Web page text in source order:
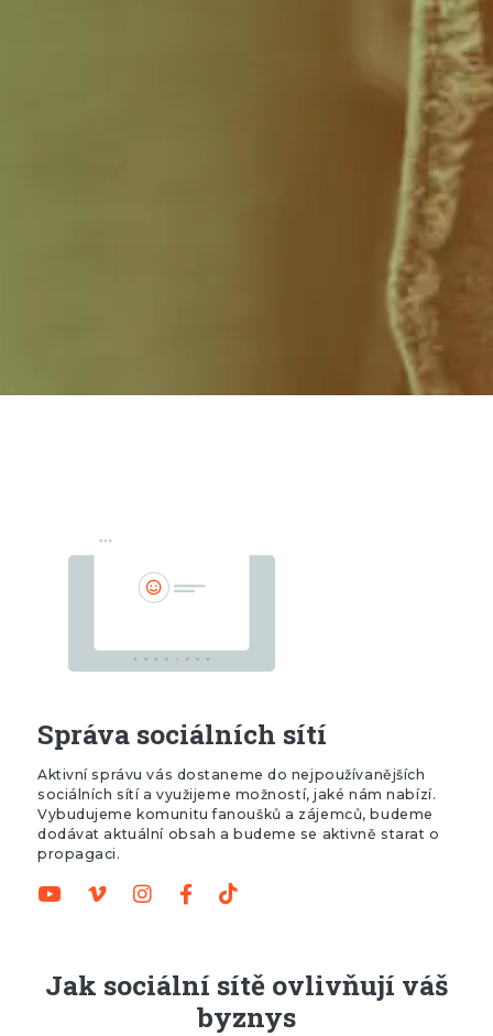
Správa sociálních sítí
Aktivní správu vás dostaneme do nejpoužívanějších
sociálních sítí a využijeme možností, jaké nám nabízí.
Vybudujeme komunitu fanoušků a zájemců, budeme
dodávat aktuální obsah a budeme se aktivně starat o
propagaci.
Jak sociální sítě ovlivňují váš
byznys